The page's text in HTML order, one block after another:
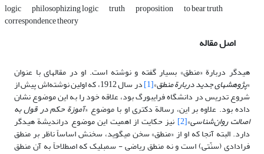
logic philosophizing logic truth proposition to bear truth
correspondence theory
اصل مقاله
هیدگر دربارة «منطق» بسیار گفته و نوشته است. او در مقاله‏اى با عنوان
«پژوهش‏هاى جدید دربارة منطق»
[1] در سال 1912، که اولین نوشته‌اش پیش از
شروع تدریس در دانشگاه فرایبورگ بود، علاقه خود را به این موضوع نشان
داده بود. علاوه بر این، رسالة ‌دکتری او با موضوع «آموزة حکم در قول به
اصالت روانشناسی»
[2] نیز حکایت از اهمیت این موضوع دراندیشة هیدگر
دارد. البته آنجا که او از «منطق» سخن مى‏گوید، سخنش‌ اساساً ناظر بر منطق
فرادادی (سنّتی) است و نه منطق ریاضى - سمبلیک که اصطلاحاً به آن منطق